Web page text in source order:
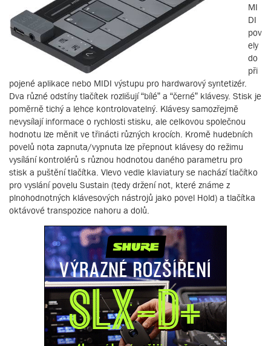
MI
DI
pov
ely
do
při
pojené aplikace nebo MIDI výstupu pro hardwarový syntetizér.
Dva různé odstíny tlačítek rozlišují “bílé” a “černé” klávesy. Stisk je
poměrně tichý a lehce kontrolovatelný. Klávesy samozřejmě
nevysílají informace o rychlosti stisku, ale celkovou společnou
hodnotu lze měnit ve třinácti různých krocích. Kromě hudebních
povelů nota zapnuta/vypnuta lze přepnout klávesy do režimu
vysílání kontrolérů s různou hodnotou daného parametru pro
stisk a puštění tlačítka. Vlevo vedle klaviatury se nachází tlačítko
pro vyslání povelu Sustain (tedy držení not, které známe z
plnohodnotných klávesových nástrojů jako povel Hold) a tlačítka
oktávové transpozice nahoru a dolů.